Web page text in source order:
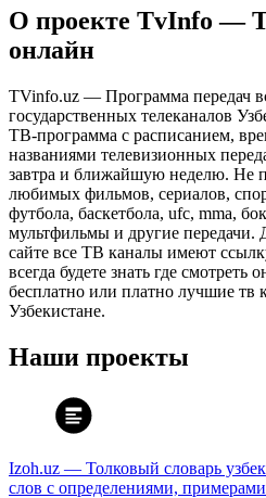
О проекте TvInfo —
онлайн
TVinfo.uz — Программа передач
государственных телеканалов
ТВ-программа с расписанием,
названиями телевизионных
завтра и ближайшую неделю. Не
любимых фильмов, сериалов,
футбола, баскетбола, ufc, mma,
мультфильмы и другие передачи.
сайте все ТВ каналы имеют
всегда будете знать где
бесплатно или платно лучшие
Узбекистане.
Наши проекты
Izoh.uz — Толковый словарь
слов с определениями,